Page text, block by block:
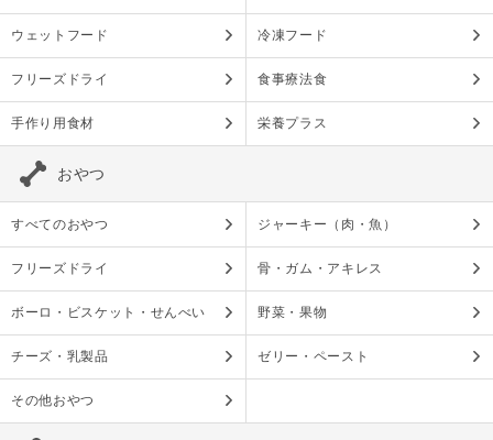
ウェットフード 冷凍フード
フリーズドライ 食事療法食
手作り用食材 栄養プラス
おやつ
すべてのおやつ ジャーキー（肉・魚）
フリーズドライ 骨・ガム・アキレス
ボーロ・ビスケット・せんべい 野菜・果物
チーズ・乳製品 ゼリー・ペースト
その他おやつ